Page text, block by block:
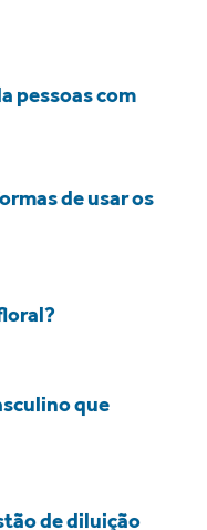
pessoas com
de usar os
que
de diluição